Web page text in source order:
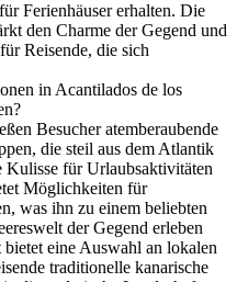
Ferienhäuser erhalten. Die
den Charme der Gegend und
Reisende, die sich
in Acantilados de los
Besucher atemberaubende
die steil aus dem Atlantik
Kulisse für Urlaubsaktivitäten
Möglichkeiten für
was ihn zu einem beliebten
der Gegend erleben
eine Auswahl an lokalen
traditionelle kanarische